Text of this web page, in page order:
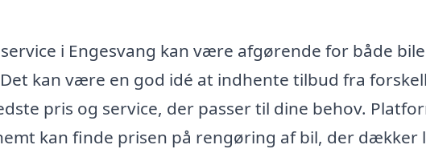
i Engesvang kan være afgørende for både
kan være en god idé at indhente tilbud fra
pris og service, der passer til dine behov.
kan finde prisen på rengøring af bil, der dækker